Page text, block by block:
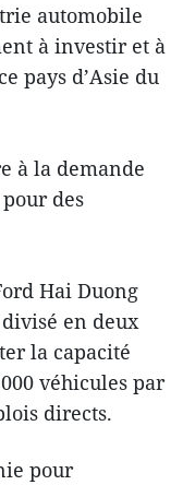
automobile
à investir et à
pays d’Asie du
à la demande
des
Hai Duong
en deux
la capacité
véhicules par
directs.
pour